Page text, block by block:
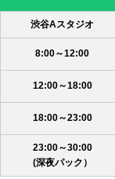
渋谷Aスタジオ
8:00～12:00
12:00～18:00
18:00～23:00
23:00～30:00
(深夜パック）